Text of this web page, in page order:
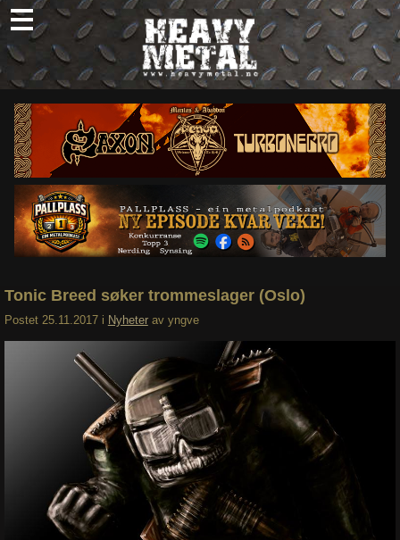
Skip
to
content
Nyheter
Omtaler
Intervjuer
Om oss
Abonner
Søk
Tonic Breed søker trommeslager (Oslo)
Postet 25.11.2017 i Nyheter av yngve